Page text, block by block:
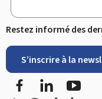
Restez informé des
S’inscrire à la
FacebookLinkedIn